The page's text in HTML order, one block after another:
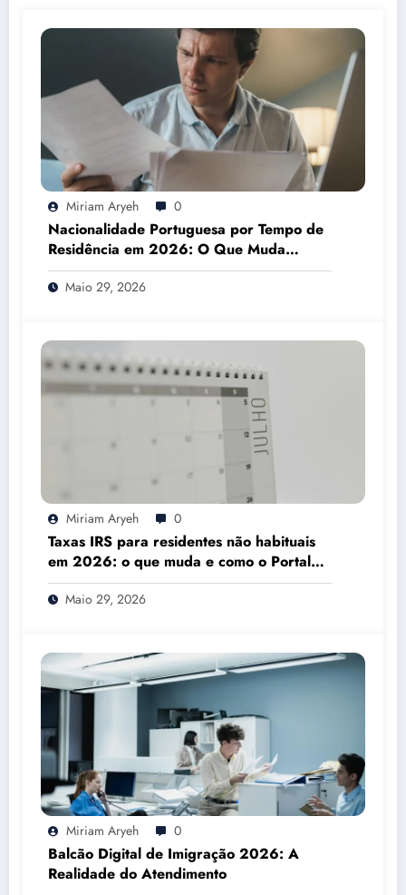
Miriam Aryeh 0
Nacionalidade Portuguesa por Tempo de
Residência em 2026: O Que Muda
Mesmo
Maio 29, 2026
Miriam Aryeh 0
Taxas IRS para residentes não habituais
em 2026: o que muda e como o Portal
das Finanças pode ajudar
Maio 29, 2026
Miriam Aryeh 0
Balcão Digital de Imigração 2026: A
Realidade do Atendimento